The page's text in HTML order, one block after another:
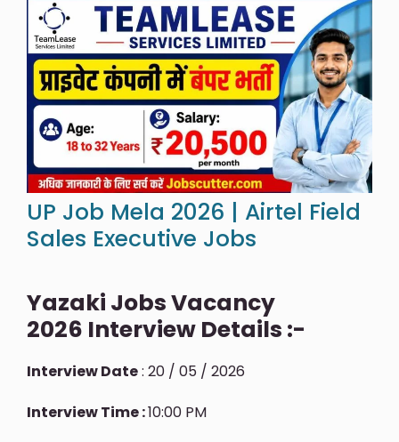
UP Job Mela 2026 | Airtel Field
Sales Executive Jobs
Yazaki Jobs Vacancy
2026 Interview Details :-
Interview Date: 20 / 05 / 2026
Interview Time :10:00 PM